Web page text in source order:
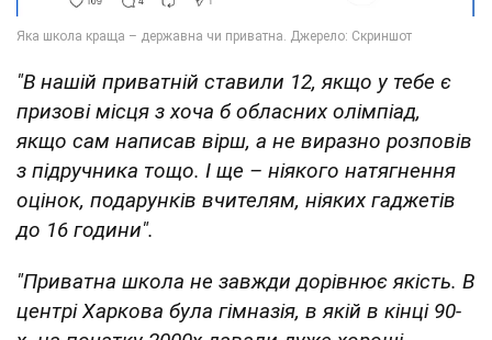
"В нашій приватній ставили 12, якщо у тебе є
призові місця з хоча б обласних олімпіад,
якщо сам написав вірш, а не виразно розповів
з підручника тощо. І ще – ніякого натягнення
оцінок, подарунків вчителям, ніяких гаджетів
до 16 години".
"Приватна школа не завжди дорівнює якість. В
центрі Харкова була гімназія, в якій в кінці 90-